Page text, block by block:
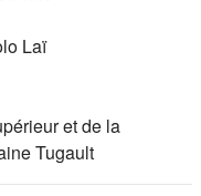
Laï
et de la
Tugault